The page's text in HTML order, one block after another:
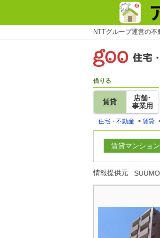
NTTグループ運営の
借りる
賃貸
店舗･
事業用
住宅・不動産 > 賃貸
賃貸マンション
情報提供元 SUUMO